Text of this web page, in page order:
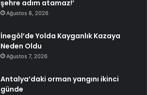
şehre adım atamaz!’
Ağustos 8, 2026
İnegöl’de Yolda Kayganlık Kazaya
Neden Oldu
Ağustos 7, 2026
Antalya’daki orman yangını ikinci
günde